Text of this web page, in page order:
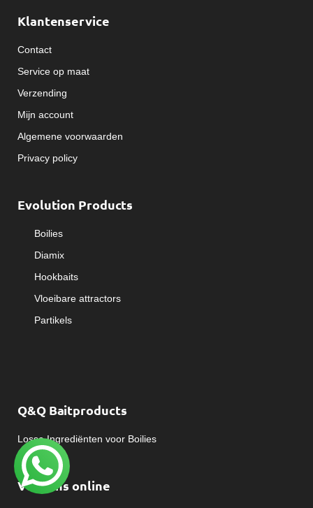
Klantenservice
Contact
Service op maat
Verzending
Mijn account
Algemene voorwaarden
Privacy policy
Evolution Products
Boilies
Diamix
Hookbaits
Vloeibare attractors
Partikels
Q&Q Baitproducts
Losse Ingrediënten voor Boilies
Volg ons online